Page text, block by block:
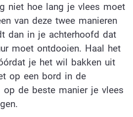
niet hoe lang je vlees moet
van deze twee manieren
dan in je achterhoofd dat
moet ontdooien. Haal het
je het wil bakken uit
op een bord in de
de beste manier je vlees